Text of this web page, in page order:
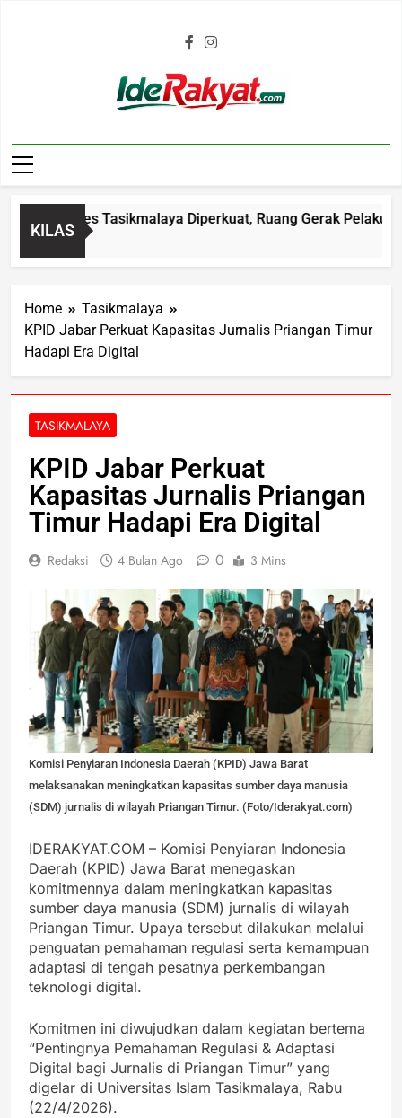
Iderakyat.com
KILAS
Polres Tasikmalaya Diperkuat, Ruang Gerak Pelaku C3
Home
Tasikmalaya
KPID Jabar Perkuat Kapasitas Jurnalis Priangan Timur
Hadapi Era Digital
TASIKMALAYA
KPID Jabar Perkuat
Kapasitas Jurnalis Priangan
Timur Hadapi Era Digital
Redaksi 4 Bulan Ago 0 3 Mins
Komisi Penyiaran Indonesia Daerah (KPID) Jawa Barat
melaksanakan meningkatkan kapasitas sumber daya manusia
(SDM) jurnalis di wilayah Priangan Timur. (Foto/Iderakyat.com)
IDERAKYAT.COM – Komisi Penyiaran Indonesia
Daerah (KPID) Jawa Barat menegaskan
komitmennya dalam meningkatkan kapasitas
sumber daya manusia (SDM) jurnalis di wilayah
Priangan Timur. Upaya tersebut dilakukan melalui
penguatan pemahaman regulasi serta kemampuan
adaptasi di tengah pesatnya perkembangan
teknologi digital.
Komitmen ini diwujudkan dalam kegiatan bertema
“Pentingnya Pemahaman Regulasi & Adaptasi
Digital bagi Jurnalis di Priangan Timur” yang
digelar di Universitas Islam Tasikmalaya, Rabu
(22/4/2026).